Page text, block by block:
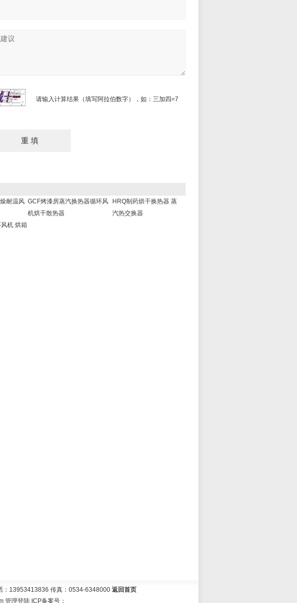
请输入计算结果（填写阿拉伯数字），如：三加四=7
耐温风 GCF烤漆房蒸汽换热器循环风
机烘干散热器
HRQ制药烘干换热器 蒸
汽热交换器
机 烘箱
：13953413836 传真：0534-6348000 返回首页
管理登陆ICP备案号：